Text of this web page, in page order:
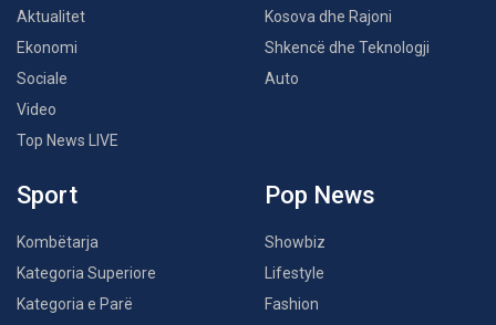
Aktualitet
Ekonomi
Sociale
Video
Top News LIVE
Kosova dhe Rajoni
Shkencë dhe Teknologji
Auto
Sport
Kombëtarja
Kategoria Superiore
Kategoria e Parë
Pop News
Showbiz
Lifestyle
Fashion